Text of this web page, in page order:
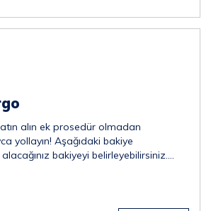
alın ek prosedür olmadan
yollayın! Aşağıdaki bakiye
bakiyeyi belirleyebilirsiniz.